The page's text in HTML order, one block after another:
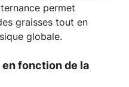
permet
graisses tout en
globale.
fonction de la